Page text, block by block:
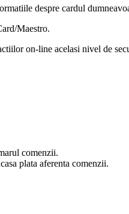
despre cardul
Maestro.
on-line acelasi nivel de
comenzii.
plata aferenta comenzii.